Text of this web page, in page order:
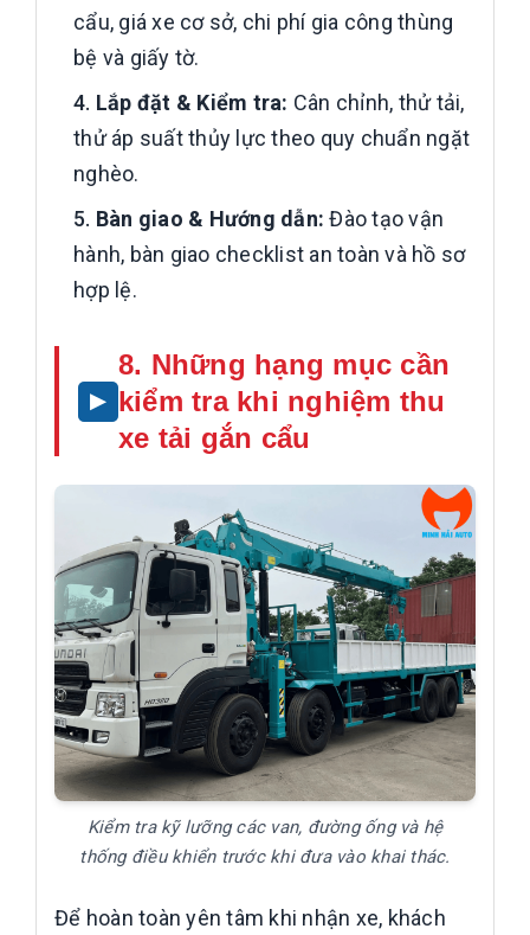
cẩu, giá xe cơ sở, chi phí gia công thùng
bệ và giấy tờ.
Lắp đặt & Kiểm tra: Cân chỉnh, thử tải,
thử áp suất thủy lực theo quy chuẩn ngặt
nghèo.
Bàn giao & Hướng dẫn: Đào tạo vận
hành, bàn giao checklist an toàn và hồ sơ
hợp lệ.
8. Những hạng mục cần
kiểm tra khi nghiệm thu
xe tải gắn cẩu
Kiểm tra kỹ lưỡng các van, đường ống và hệ
thống điều khiển trước khi đưa vào khai thác.
Để hoàn toàn yên tâm khi nhận xe, khách